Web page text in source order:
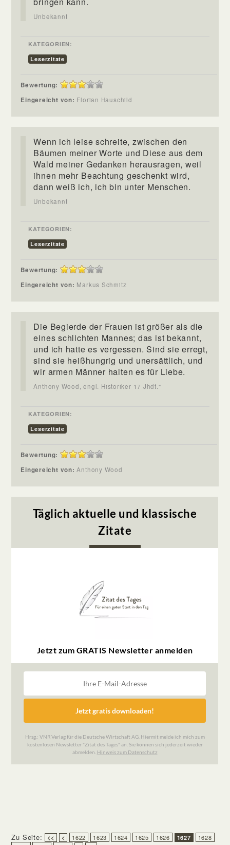
Unbekannt
KATEGORIEN:
Leserzitate
Bewertung:
Eingereicht von: Florian Hauschild
Wenn ich leise schreite, zwischen den
Bäumen meiner Worte und Diese aus dem
Wald meiner Gedanken herausragen, weil
ihnen mehr Beachtung geschenkt wird,
dann weiß ich, ich bin unter Menschen.
Unbekannt
KATEGORIEN:
Leserzitate
Bewertung:
Eingereicht von: Markus Schmitz
Die Begierde der Frauen ist größer als die
eines schlichten Mannes; das ist bekannt,
und ich hatte es vergessen. Sind sie erregt,
sind sie heißhungrig und unersättlich, und
wir armen Männer halten es für Liebe.
Anthony Wood, engl. Historiker 17 Jhdt."
KATEGORIEN:
Leserzitate
Bewertung:
Eingereicht von:Anthony Wood
Zu Seite: << < 1622 1623 1624 1625 1626 1627
1628